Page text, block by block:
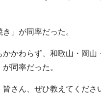
」が同率だった。
かわらず、和歌山・岡
同率だった。
さん、ぜひ教えてくださ